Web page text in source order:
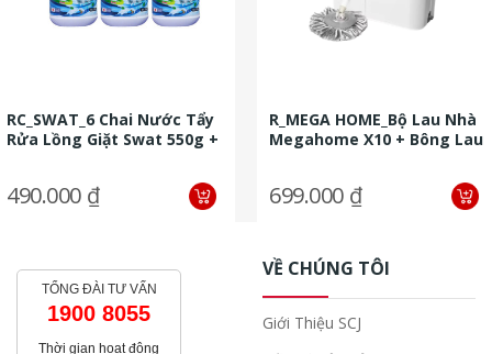
RC_SWAT_6 Chai Nước Tẩy
Rửa Lồng Giặt Swat 550g +
490.000 ₫
R_MEGA HOME_Bộ Lau Nhà
Megahome X10 + Bông Lau
699.000 ₫
TỔNG ĐÀI TƯ VẤN
1900 8055
Thời gian hoạt động
VỀ CHÚNG TÔI
Giới Thiệu SCJ